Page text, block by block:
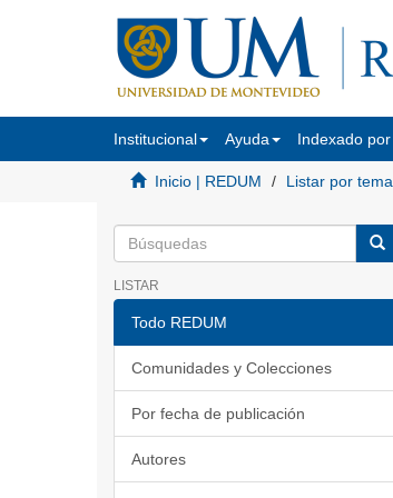
Institucional Ayuda Indexado por
Inicio | REDUM Listar por tema
LISTAR
Todo REDUM
Comunidades y Colecciones
Por fecha de publicación
Autores